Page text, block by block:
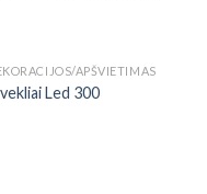
APŠVIETIMAS
Led 300